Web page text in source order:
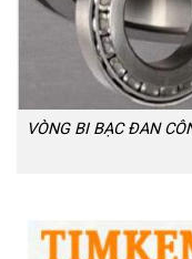
VÒNG BI BẠC ĐAN